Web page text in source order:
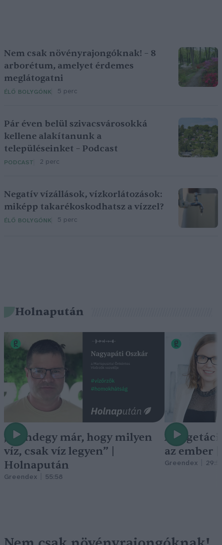
Nem csak növényrajongóknak! – 8
arborétum, amelyet érdemes
meglátogatni
ÉLŐ BOLYGÓNK 5 perc
Pár éven belül szivacsvárosokká
kellene alakítanunk a
településeinket – Podcast
PODCAST 2 perc
Negatív vízállások, vízkorlátozások:
miképp takarékoskodhatsz a vízzel?
ÉLŐ BOLYGÓNK 5 perc
Holnapután
„Mindegy már, hogy milyen
víz, csak víz legyen” |
Holnapután
Greendex 55:58
A
az ember
Greendex